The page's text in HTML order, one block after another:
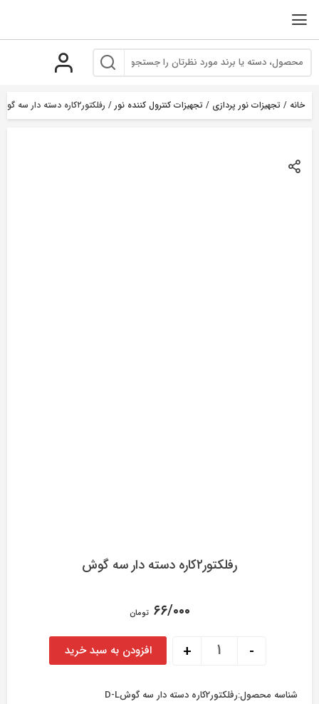
خانه / تجهیزات نور پردازی / تجهیزات کنترول کننده نور / رفلکتور۲کاره دسته دار سه گوش
رفلکتور۲کاره دسته دار سه گوش
۶۶/۰۰۰ تومان
-
+ افزودن به سبد خرید
شناسه محصول:رفلکتور2کاره دسته دار سه گوشD-L